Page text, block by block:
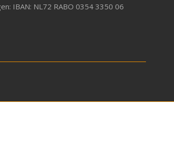
IBAN: NL72 RABO 0354 3350 06